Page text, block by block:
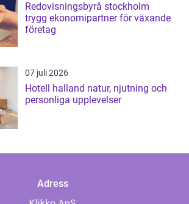
Redovisningsbyrå stockholm
trygg ekonomipartner för växande
företag
07 juli 2026
Hotell halland natur, njutning och
personliga upplevelser
Adress